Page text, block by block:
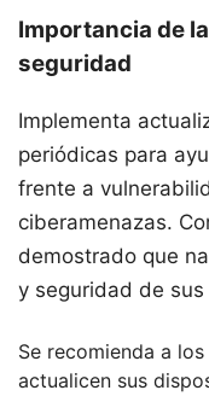
Importancia de
seguridad
Implementa
periódicas para
frente a
ciberamenazas.
demostrado que
y seguridad de
Se recomienda a
actualicen sus